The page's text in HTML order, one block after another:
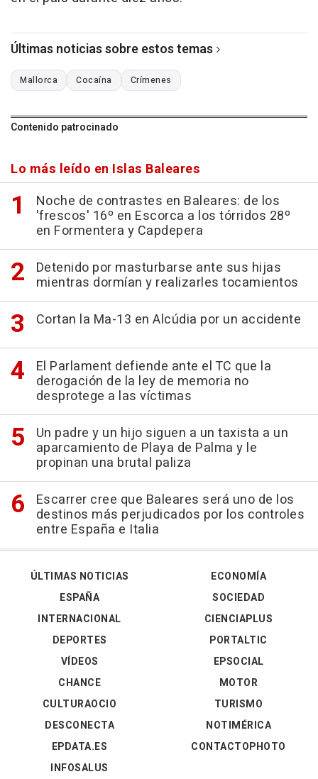
Últimas noticias sobre estos temas
Mallorca Cocaína Crímenes
Contenido patrocinado
Lo más leído en Islas Baleares
Noche de contrastes en Baleares: de los
'frescos' 16º en Escorca a los tórridos 28º
en Formentera y Capdepera
Detenido por masturbarse ante sus hijas
mientras dormían y realizarles tocamientos
Cortan la Ma-13 en Alcúdia por un accidente
El Parlament defiende ante el TC que la
derogación de la ley de memoria no
desprotege a las víctimas
Un padre y un hijo siguen a un taxista a un
aparcamiento de Playa de Palma y le
propinan una brutal paliza
Escarrer cree que Baleares será uno de los
destinos más perjudicados por los controles
entre España e Italia
ÚLTIMAS NOTICIAS
ESPAÑA
INTERNACIONAL
DEPORTES
VÍDEOS
ECONOMÍA
SOCIEDAD
CIENCIAPLUS
PORTALTIC
EPSOCIAL
CHANCE
CULTURAOCIO
DESCONECTA
EPDATA.ES
INFOSALUS
MOTOR
TURISMO
NOTIMÉRICA
CONTACTOPHOTO